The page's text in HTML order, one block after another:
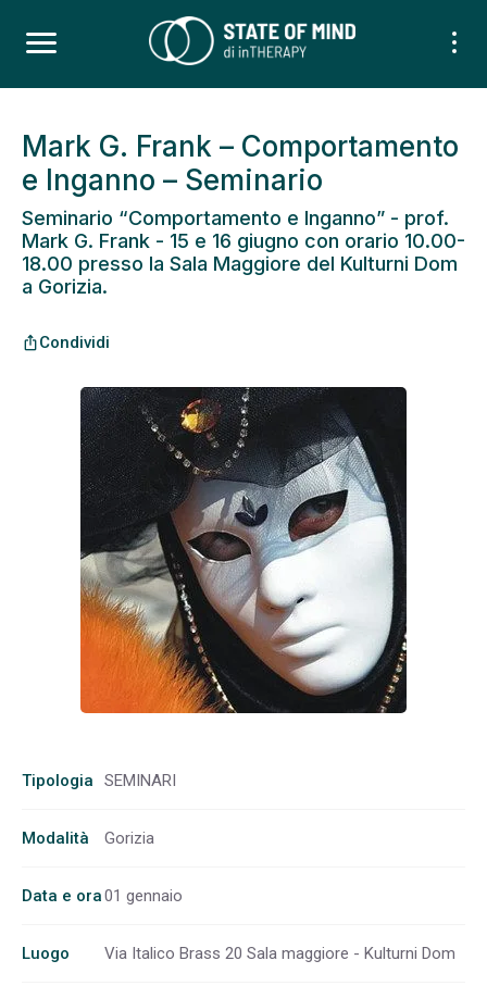
Mark G. Frank – Comportamento
e Inganno – Seminario
Seminario “Comportamento e Inganno” - prof.
Mark G. Frank - 15 e 16 giugno con orario 10.00-
18.00 presso la Sala Maggiore del Kulturni Dom
a Gorizia.
ios_shareCondividi
Tipologia SEMINARI
Modalità Gorizia
Data e ora01 gennaio
Luogo Via Italico Brass 20 Sala maggiore - Kulturni Dom